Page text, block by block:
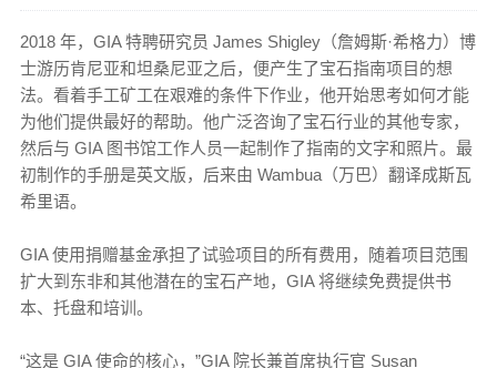
2018 年，GIA 特聘研究员 James Shigley（詹姆斯·希格力）博
士游历肯尼亚和坦桑尼亚之后，便产生了宝石指南项目的想
法。看着手工矿工在艰难的条件下作业，他开始思考如何才能
为他们提供最好的帮助。他广泛咨询了宝石行业的其他专家，
然后与 GIA 图书馆工作人员一起制作了指南的文字和照片。最
初制作的手册是英文版，后来由 Wambua（万巴）翻译成斯瓦
希里语。
GIA 使用捐赠基金承担了试验项目的所有费用，随着项目范围
扩大到东非和其他潜在的宝石产地，GIA 将继续免费提供书
本、托盘和培训。
“这是 GIA 使命的核心，”GIA 院长兼首席执行官 Susan